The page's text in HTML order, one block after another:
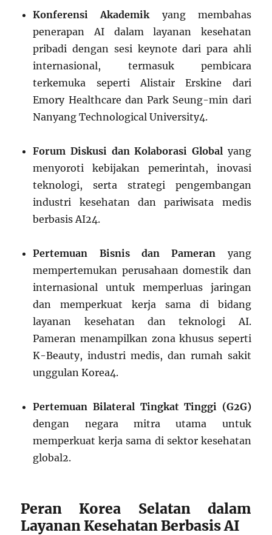
Konferensi Akademik yang membahas
penerapan AI dalam layanan kesehatan
pribadi dengan sesi keynote dari para ahli
internasional, termasuk pembicara
terkemuka seperti Alistair Erskine dari
Emory Healthcare dan Park Seung-min dari
Nanyang Technological University4.
Forum Diskusi dan Kolaborasi Global yang
menyoroti kebijakan pemerintah, inovasi
teknologi, serta strategi pengembangan
industri kesehatan dan pariwisata medis
berbasis AI24.
Pertemuan Bisnis dan Pameran yang
mempertemukan perusahaan domestik dan
internasional untuk memperluas jaringan
dan memperkuat kerja sama di bidang
layanan kesehatan dan teknologi AI.
Pameran menampilkan zona khusus seperti
K-Beauty, industri medis, dan rumah sakit
unggulan Korea4.
Pertemuan Bilateral Tingkat Tinggi (G2G)
dengan negara mitra utama untuk
memperkuat kerja sama di sektor kesehatan
global2.
Peran Korea Selatan dalam
Layanan Kesehatan Berbasis AI